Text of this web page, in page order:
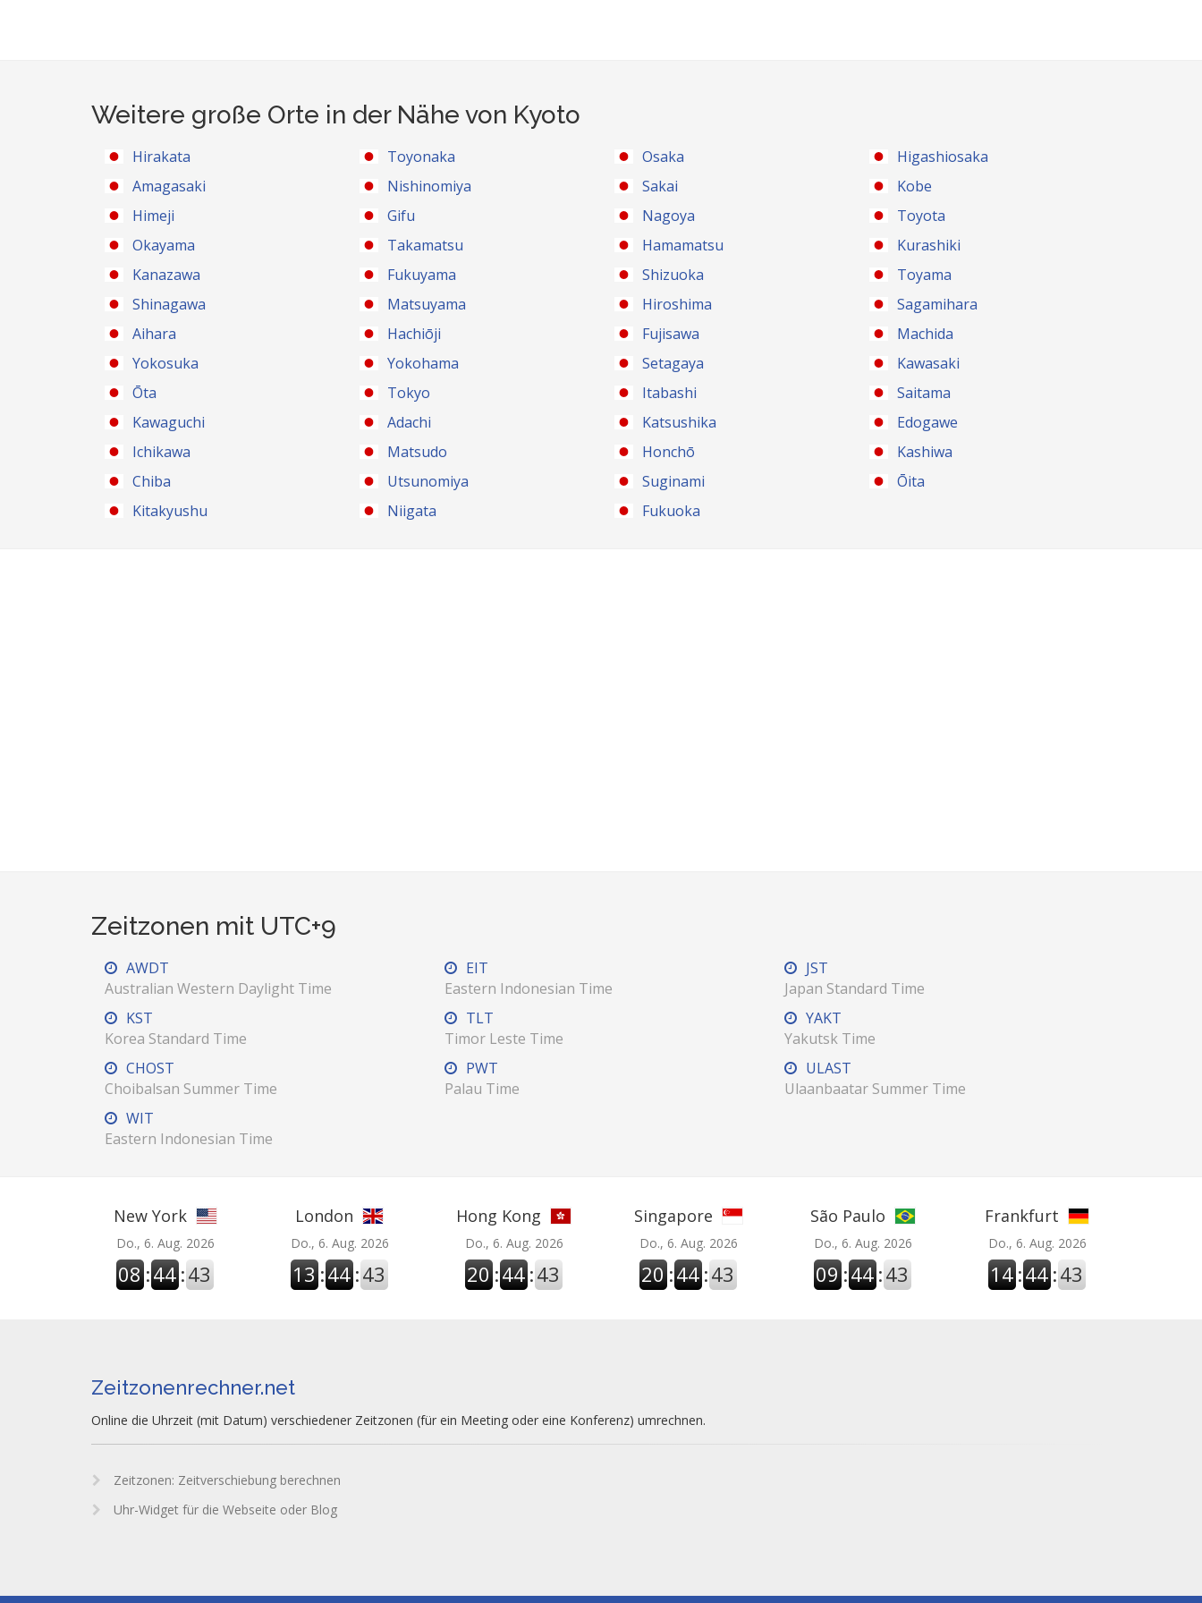
Weitere große Orte in der Nähe von Kyoto
Hirakata Toyonaka Osaka
Higashiosaka
Amagasaki
Nishinomiya Sakai
Kobe
Himeji
Gifu Nagoya
Toyota
Okayama
Takamatsu Hamamatsu
Kurashiki
Kanazawa
Fukuyama Shizuoka
Toyama
Shinagawa
Matsuyama Hiroshima
Sagamihara
Aihara
Hachiōji Fujisawa
Machida
Yokosuka
Yokohama Setagaya
Kawasaki
Ōta
Tokyo Itabashi
Saitama
Kawaguchi
Adachi Katsushika
Edogawe
Ichikawa
Matsudo Honchō
Kashiwa
Chiba
Utsunomiya Suginami
Ōita
Kitakyushu
Niigata Fukuoka
Zeitzonen mit UTC+9
AWDT
Australian Western Daylight Time
EIT
Eastern Indonesian Time
JST
Japan Standard Time
KST
Korea Standard Time
TLT
Timor Leste Time
YAKT
Yakutsk Time
CHOST
Choibalsan Summer Time
PWT
Palau Time
ULAST
Ulaanbaatar Summer Time
WIT
Eastern Indonesian Time
New York
Do., 6. Aug. 2026
08 :44 :43
London
Do., 6. Aug. 2026
13 :44 :43
Hong Kong
Do., 6. Aug. 2026
20 :44 :43
Singapore
Do., 6. Aug. 2026
20 :44 :43
São Paulo
Do., 6. Aug. 2026
09 :44 :43
Frankfurt
Do., 6. Aug. 2026
14 :44 :43
Zeitzonenrechner.net
Online die Uhrzeit (mit Datum) verschiedener Zeitzonen (für ein Meeting oder eine Konferenz) umrechnen.
Zeitzonen: Zeitverschiebung berechnen
Uhr-Widget für die Webseite oder Blog